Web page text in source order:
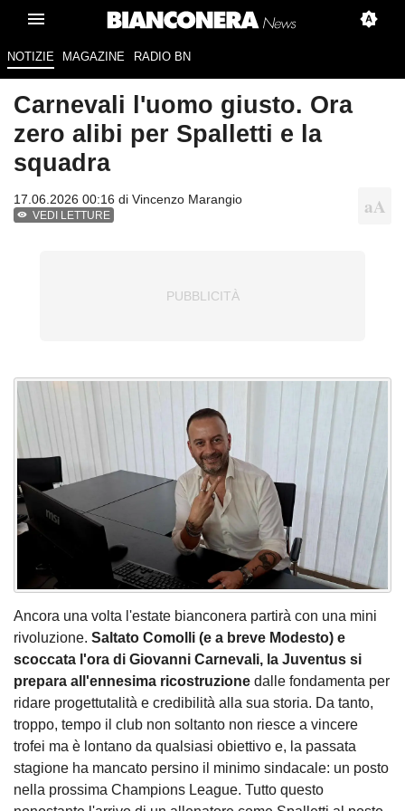
NOTIZIE MAGAZINE RADIO BN
Carnevali l'uomo giusto. Ora
zero alibi per Spalletti e la
squadra
17.06.2026 00:16 di Vincenzo Marangio
VEDI LETTURE
Ancora una volta l'estate bianconera partirà con una mini
rivoluzione. Saltato Comolli (e a breve Modesto) e
scoccata l'ora di Giovanni Carnevali, la Juventus si
prepara all'ennesima ricostruzione dalle fondamenta per
ridare progettutalità e credibilità alla sua storia. Da tanto,
troppo, tempo il club non soltanto non riesce a vincere
trofei ma è lontano da qualsiasi obiettivo e, la passata
stagione ha mancato persino il minimo sindacale: un posto
nella prossima Champions League. Tutto questo